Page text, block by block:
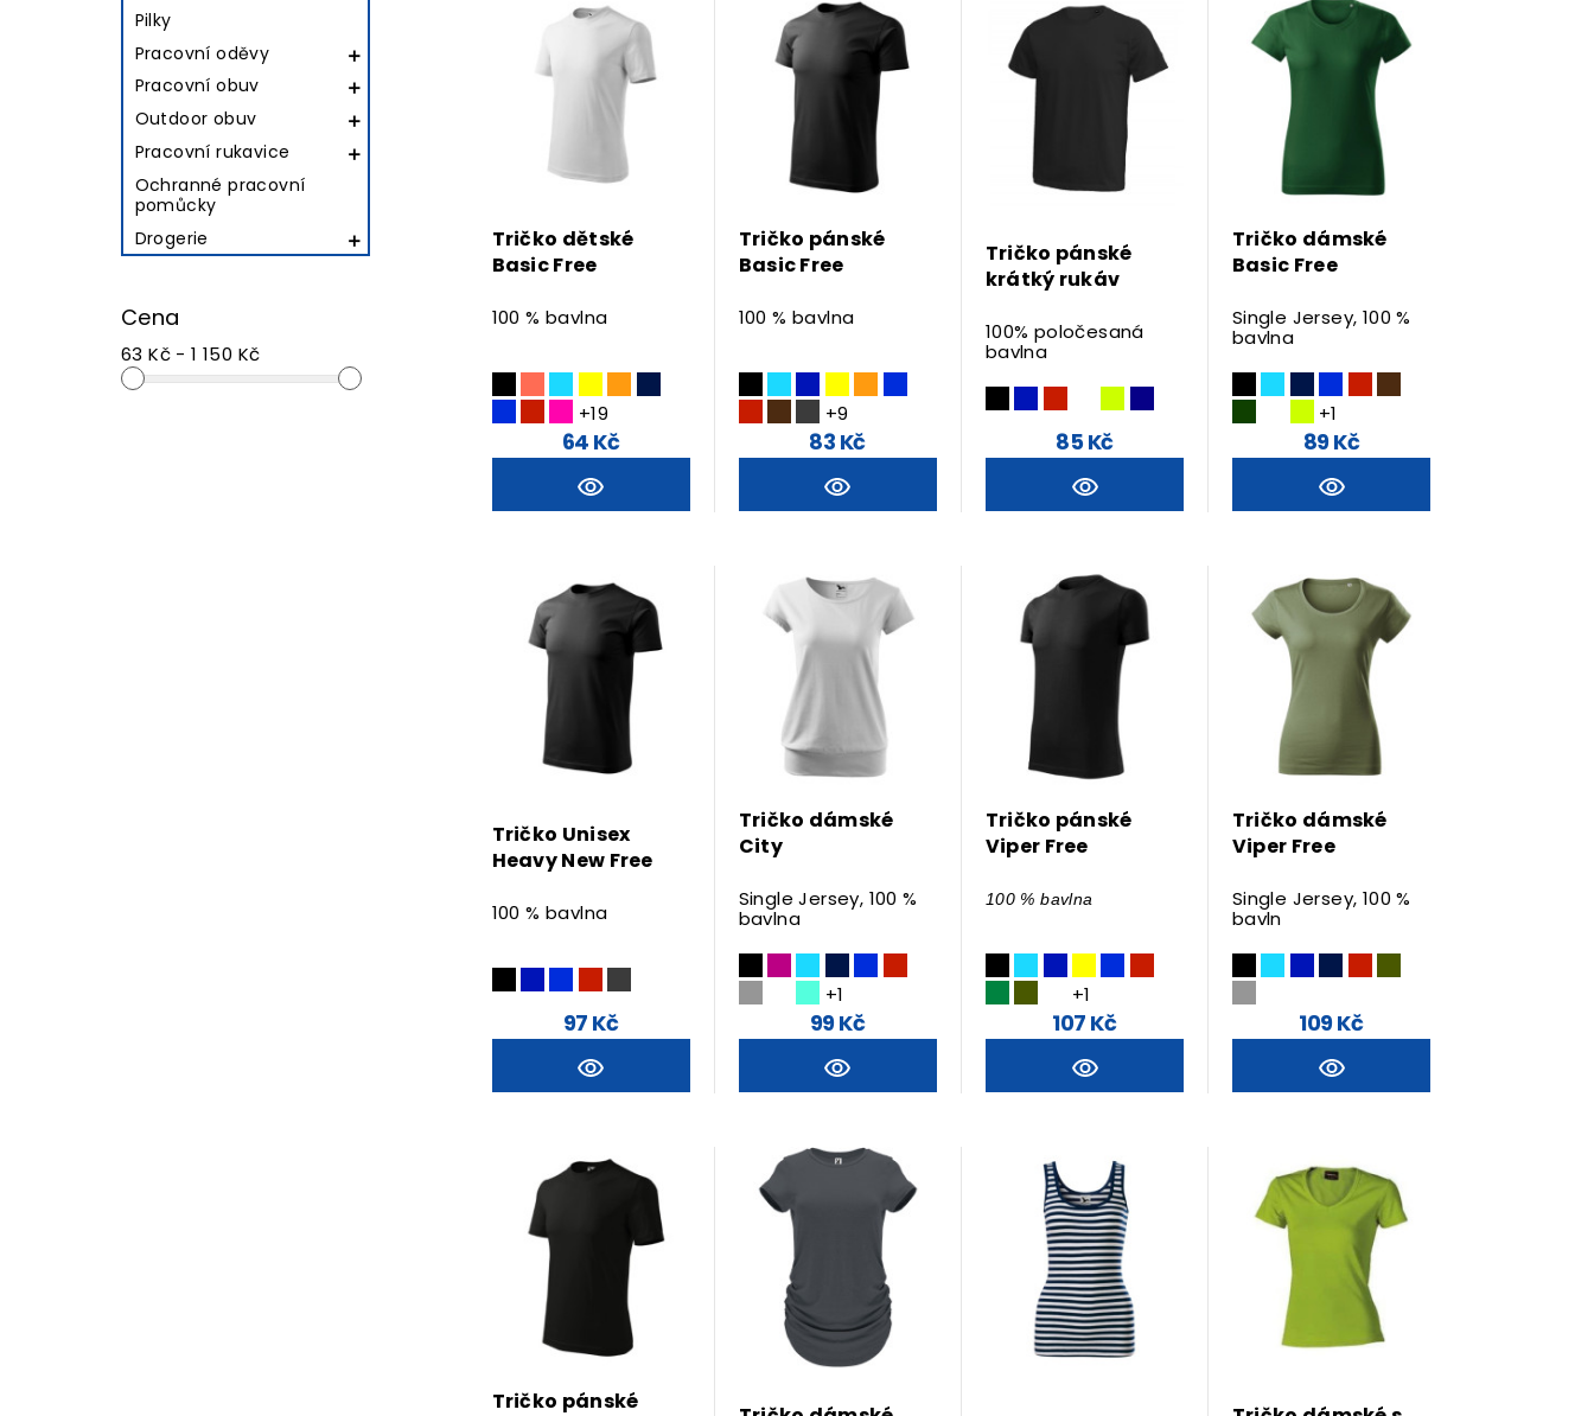
Pilky
Pracovní oděvy

Pracovní obuv 
Outdoor obuv 
Pracovní rukavice 
Ochranné pracovní
pomůcky
Drogerie

Cena
63 Kč - 1 150 Kč
Tričko dětské
Basic Free
100 % bavlna
+19
64 Kč
Tričko pánské
Basic Free
100 % bavlna
+9
83 Kč
Tričko pánské
krátký rukáv
100% poločesaná
bavlna
85 Kč
Tričko dámské
Basic Free
Single Jersey, 100 %
bavlna
+1
89 Kč
Tričko Unisex
Heavy New Free
100 % bavlna
97 Kč
Tričko dámské
City
Single Jersey, 100 %
bavlna
+1
99 Kč
Tričko pánské
Viper Free
100 % bavlna
+1
107 Kč
Tričko dámské
Viper Free
Single Jersey, 100 %
bavln
109 Kč
Tričko pánské